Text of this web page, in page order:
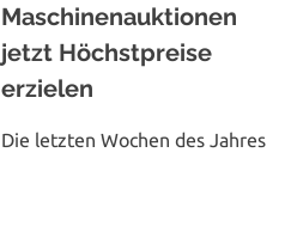
Maschinenauktionen
jetzt Höchstpreise
erzielen
Die letzten Wochen des Jahres